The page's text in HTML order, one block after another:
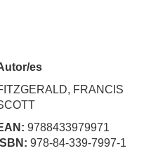
es
FRANCIS
9788433979971
ISBN: 978-84-339-7997-1